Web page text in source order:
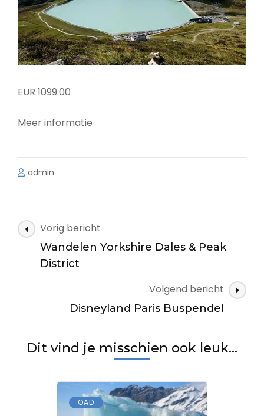
EUR 1099.00
Meer informatie
admin
Bericht
navigatie
Vorig bericht
Wandelen Yorkshire Dales & Peak
District
Volgend bericht
Disneyland Paris Buspendel
Dit vind je misschien ook leuk...
OAD